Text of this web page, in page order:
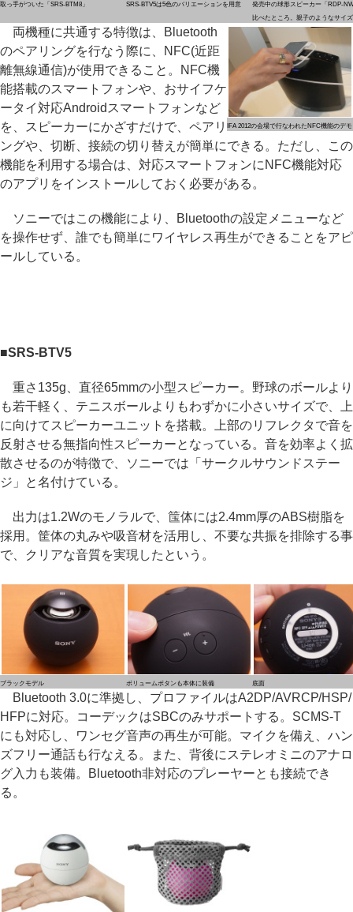
取っ手がついた「SRS-BTM8」 SRS-BTV5は5色のバリエーションを用意
発売中の球形スピーカー「RDP-
比べたところ。親子のようなサイ
IFA 2012の会場で行なわれたNFC機能のデモ
両機種に共通する特徴は、Bluetooth
のペアリングを行なう際に、NFC(近距
離無線通信)が使用できること。NFC機
能搭載のスマートフォンや、おサイフケ
ータイ対応Androidスマートフォンなど
を、スピーカーにかざすだけで、ペアリ
ングや、切断、接続の切り替えが簡単にできる。ただし、この
機能を利用する場合は、対応スマートフォンにNFC機能対応
のアプリをインストールしておく必要がある。
ソニーではこの機能により、Bluetoothの設定メニューなど
を操作せず、誰でも簡単にワイヤレス再生ができることをアピ
ールしている。
■SRS-BTV5
重さ135g、直径65mmの小型スピーカー。野球のボールより
も若干軽く、テニスボールよりもわずかに小さいサイズで、上
に向けてスピーカーユニットを搭載。上部のリフレクタで音を
反射させる無指向性スピーカーとなっている。音を効率よく拡
散させるのが特徴で、ソニーでは「サークルサウンドステー
ジ」と名付けている。
出力は1.2Wのモノラルで、筺体には2.4mm厚のABS樹脂を
採用。筐体の丸みや吸音材を活用し、不要な共振を排除する事
で、クリアな音質を実現したという。
ブラックモデル ボリュームボタンも本体に装備 底面
Bluetooth 3.0に準拠し、プロファイルはA2DP/AVRCP/HSP/
HFPに対応。コーデックはSBCのみサポートする。SCMS-T
にも対応し、ワンセグ音声の再生が可能。マイクを備え、ハン
ズフリー通話も行なえる。また、背後にステレオミニのアナロ
グ入力も装備。Bluetooth非対応のプレーヤーとも接続でき
る。